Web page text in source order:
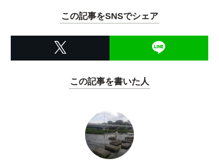
この記事をSNSでシェア
この記事を書いた人